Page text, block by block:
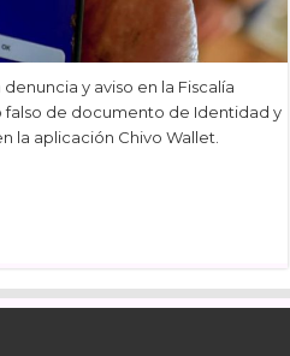
y aviso en la Fiscalía
falso de documento de Identidad y
la aplicación Chivo Wallet.